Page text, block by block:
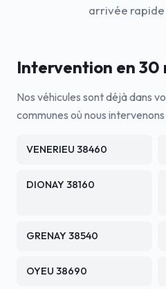
arrivée rapide
Intervention en 30
Nos véhicules sont déjà dans
communes où nous
VENERIEU 38460
DIONAY 38160
GRENAY 38540
OYEU 38690